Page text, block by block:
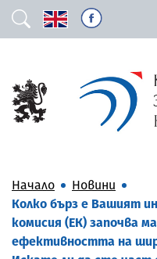
Начало
Новини
Колко бърз е Вашият
комисия (ЕК) започва
ефективността на